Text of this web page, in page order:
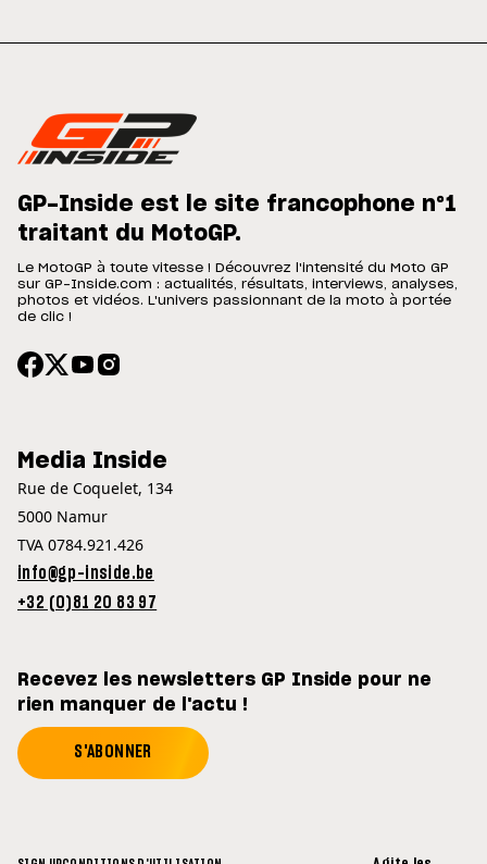
GP-Inside est le site francophone n°1
traitant du MotoGP.
Le MotoGP à toute vitesse ! Découvrez l'intensité du Moto GP
sur GP-Inside.com : actualités, résultats, interviews, analyses,
photos et vidéos. L'univers passionnant de la moto à portée
de clic !
Media Inside
Rue de Coquelet, 134
5000 Namur
TVA 0784.921.426
info@gp-inside.be
+32 (0)81 20 83 97
Recevez les newsletters GP Inside pour ne
rien manquer de l'actu !
S'ABONNER